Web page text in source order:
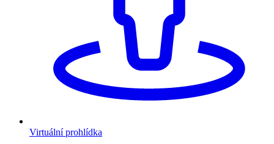
Virtuální prohlídka